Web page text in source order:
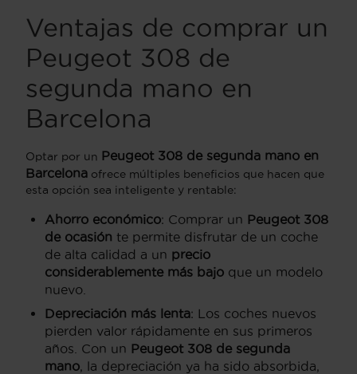
Ventajas de comprar un
Peugeot 308 de
segunda mano en
Barcelona
Optar por un Peugeot 308 de segunda mano en
Barcelona ofrece múltiples beneficios que hacen que
esta opción sea inteligente y rentable:
Ahorro económico: Comprar un Peugeot 308
de ocasión te permite disfrutar de un coche
de alta calidad a un precio
considerablemente más bajo que un modelo
nuevo.
Depreciación más lenta: Los coches nuevos
pierden valor rápidamente en sus primeros
años. Con un Peugeot 308 de segunda
mano , la depreciación ya ha sido absorbida,